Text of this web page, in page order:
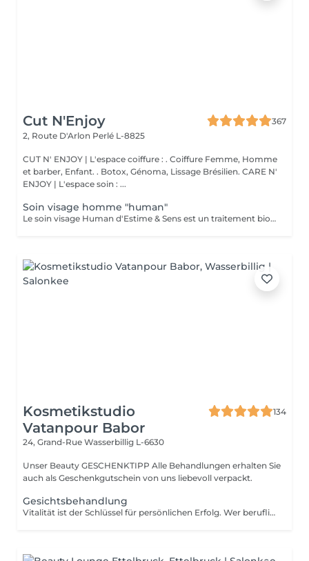
Cut N'Enjoy
367
2, Route D'Arlon Perlé L-8825
CUT N' ENJOY | L'espace coiffure : . Coiffure Femme, Homme
et barber, Enfant. . Botox, Génoma, Lissage Brésilien. CARE N'
ENJOY | L'espace soin : ...
Soin visage homme "human"
Le soin visage Human d'Estime & Sens est un traitement bio global de 1h15 dédié aux hommes. Il débute par un modelage relaxant du dos pour évacuer les tensions. Il se poursuit par un nettoyage profond, un gommage et un massage du visage avec l'huile Human. Ce protocole sur mesure purifie, hydrate intensément et défatigue durablement les traits.
Kosmetikstudio
Vatanpour Babor
134
24, Grand-Rue Wasserbillig L-6630
Unser Beauty GESCHENKTIPP Alle Behandlungen erhalten Sie
auch als Geschenkgutschein von uns liebevoll verpackt.
Gesichtsbehandlung
Vitalität ist der Schlüssel für persönlichen Erfolg. Wer beruflich wie privat zupackend auftritt, wirkt souverän und fühlt sich wohl in seiner Haut. Unser Anspruch ist es, diese vitale Energie zu erhalten. Den Attraktivität ist etwas sehr Individuelles und keine Frage des Alters. Auszeit für Körper, Geist und Seele. Die aufeinander abgestimmte Kombination aus einer belebenden Pflege und kraftspendenden Massagen weckt schnell die Lebensgeister und macht wieder munter. Fühlen Sie sich frischer, vitaler und meistern Sie Herausforderungen mit neuem Elan. Unsere wohltuenden BABOR Men Behandlungen vertreiben zuverlässig Stress und Anspannung. BABOR Men schenkt Ihrer Haut ein attraktives, vitales Aussehen und Entspannung pur. NEUE ENERGIE TANKEN Diese erfrischende Gesichtsbehandlung ist ein intensives Verwöhnerlebnis. Sie aktiviert und belebt zugleich, damit Sie wieder gestärkt in den Alltag eintauchen können.